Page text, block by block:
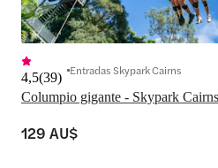
Columpio gigante - Skypark
4,5(39) Entradas Skypark Cairns
129 AU$